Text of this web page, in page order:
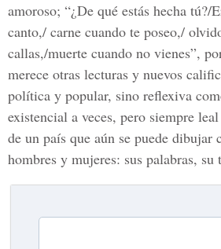
amoroso; “¿De qué estás hecha tú?/
canto,/ carne cuando te poseo,/
callas,/muerte cuando no vienes”,
merece otras lecturas y nuevos
política y popular, sino reflexiva
existencial a veces, pero siempre
de un país que aún se puede dibujar
hombres y mujeres: sus palabras, su